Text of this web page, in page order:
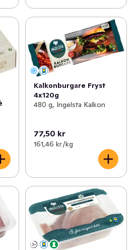
Kalkonburgare Fryst
4x120g
480 g, Ingelsta Kalkon
77,50 kr
161,46 kr /kg